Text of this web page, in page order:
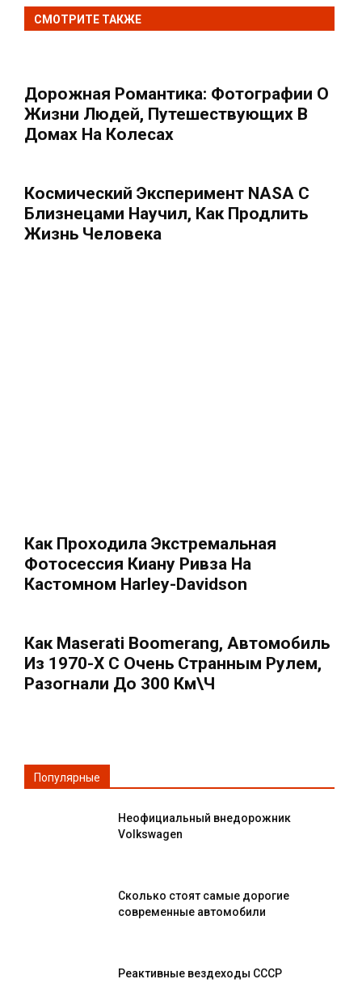
СМОТРИТЕ ТАКЖЕ
Дорожная Романтика: Фотографии О
Жизни Людей, Путешествующих В
Домах На Колесах
Космический Эксперимент NASA С
Близнецами Научил, Как Продлить
Жизнь Человека
Как Проходила Экстремальная
Фотосессия Киану Ривза На
Кастомном Harley-Davidson
Как Maserati Boomerang, Автомобиль
Из 1970-Х С Очень Странным Рулем,
Разогнали До 300 Км\ч
Популярные
Неофициальный внедорожник
Volkswagen
Сколько стоят самые дорогие
современные автомобили
Реактивные вездеходы СССР